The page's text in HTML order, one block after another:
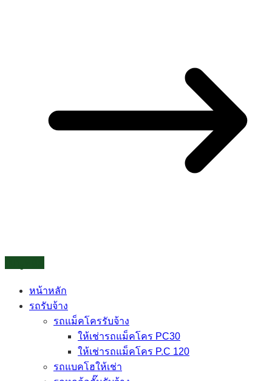
หน้าหลัก
รถรับจ้าง
รถแม็คโครรับจ้าง
ให้เช่ารถแม็คโคร PC30
ให้เช่ารถแม็คโคร P.C 120
รถแบคโฮให้เช่า